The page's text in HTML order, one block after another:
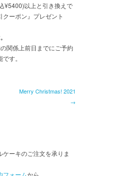
¥5400)以上と引き換えで
クーポン』プレゼント
関係上前日までにご予約
す。
Merry Christmas! 2021
→
ーキのご注文を承りま